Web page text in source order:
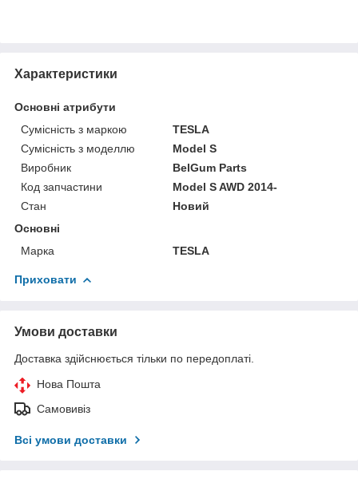
Характеристики
Основні атрибути
Сумісність з маркою
TESLA
Сумісність з моделлю
Model S
Виробник
BelGum Parts
Код запчастини
Model S AWD 2014-
Стан
Новий
Основні
Марка
TESLA
Приховати
Умови доставки
Доставка здійснюється тільки по передоплаті.
Нова Пошта
Самовивіз
Всі умови доставки